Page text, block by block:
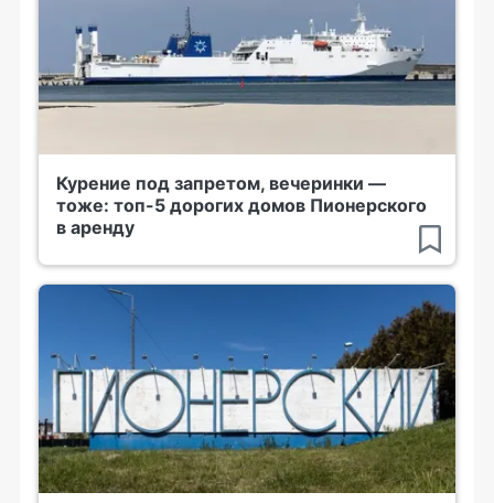
Курение под запретом, вечеринки —
тоже: топ-5 дорогих домов Пионерского
в аренду